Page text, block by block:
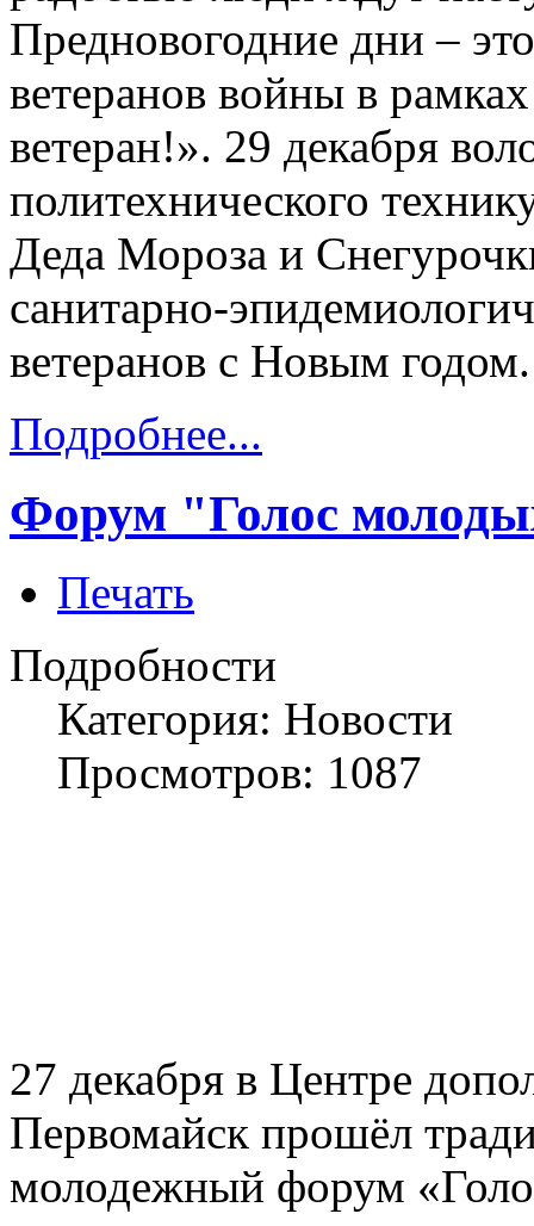
Предновогодние дни –
ветеранов войны в
ветеран!». 29 декабря
политехнического
Деда Мороза и
санитарно-
ветеранов с Новым годом.
Подробнее...
Форум "Голос
Печать
Подробности
Категория: Новости
Просмотров: 1087
27 декабря в Центре
Первомайск прошёл
молодежный форум